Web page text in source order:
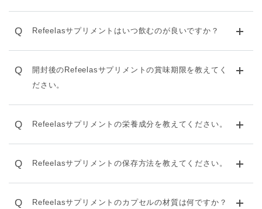
Q Refeelasサプリメントはいつ飲むのが良いですか？
Q
開封後のRefeelasサプリメントの賞味期限を教えてく
ださい。
Q Refeelasサプリメントの栄養成分を教えてください。
Q Refeelasサプリメントの保存方法を教えてください。
Q Refeelasサプリメントのカプセルの材質は何ですか？